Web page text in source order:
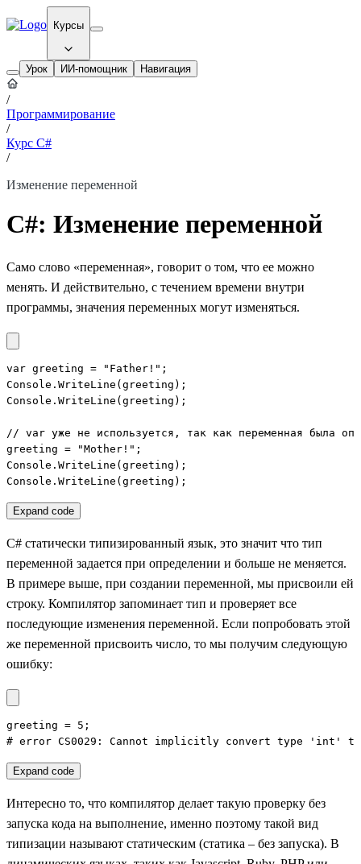
Курсы
Урок ИИ-помощник Навигация
/
Программирование
/
Курс C#
/
Изменение переменной
C#: Изменение переменной
Само слово «переменная», говорит о том, что ее можно
менять. И действительно, с течением времени внутри
программы, значения переменных могут изменяться.
var greeting = "Father!";
Console.WriteLine(greeting);
Console.WriteLine(greeting);
// var уже не используется, так как переменная была
greeting = "Mother!";
Console.WriteLine(greeting);
Console.WriteLine(greeting);
Expand code
C# статически типизированный язык, это значит что тип
переменной задается при определении и больше не меняется.
В примере выше, при создании переменной, мы присвоили ей
строку. Компилятор запоминает тип и проверяет все
последующие изменения переменной. Если попробовать этой
же переменной присвоить число, то мы получим следующую
ошибку:
greeting = 5;
# error CS0029: Cannot implicitly convert type 'int'
Expand code
Интересно то, что компилятор делает такую проверку без
запуска кода на выполнение, именно поэтому такой вид
типизации называют статическим (статика – без запуска). В